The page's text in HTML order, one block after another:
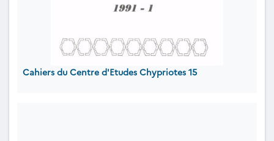
Cahiers du Centre d'Etudes Chypriotes 15